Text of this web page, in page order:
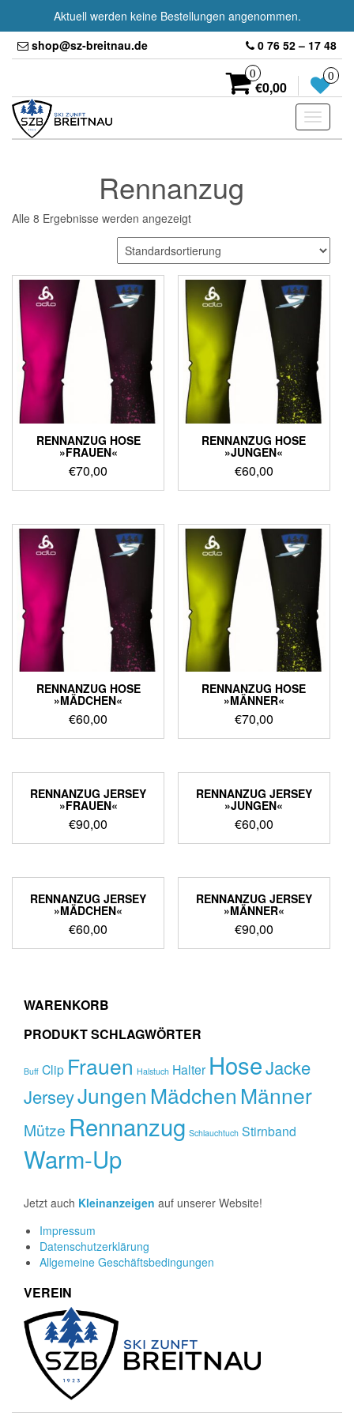
Skip
shop@sz-breitnau.de 0 76 52 – 17 48
0
€0,00
0
Toggle
Rennanzug
Alle 8 Ergebnisse werden angezeigt
RENNANZUG HOSE
»FRAUEN«
€70,00
RENNANZUG HOSE
»JUNGEN«
€60,00
RENNANZUG HOSE
»MÄDCHEN«
€60,00
RENNANZUG HOSE
»MÄNNER«
€70,00
RENNANZUG JERSEY
»FRAUEN«
€90,00
RENNANZUG JERSEY
»JUNGEN«
€60,00
RENNANZUG JERSEY
»MÄDCHEN«
€60,00
RENNANZUG JERSEY
»MÄNNER«
€90,00
WARENKORB
PRODUKT SCHLAGWÖRTER
Buff Clip Frauen Halstuch Halter HoseJacke
JerseyJungen Mädchen Männer
Mütze Rennanzug Schlauchtuch Stirnband
Warm-Up
Jetzt auch Kleinanzeigen auf unserer Website!
Impressum
Datenschutzerklärung
Allgemeine Geschäftsbedingungen
VEREIN
Aktuell werden keine Bestellungen angenommen.